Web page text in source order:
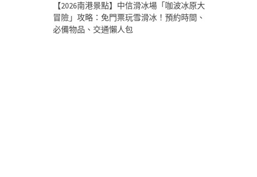
【2026南港景點】中信滑冰場「咖波冰原大
冒險」攻略：免門票玩雪滑冰！預約時間、
必備物品、交通懶人包